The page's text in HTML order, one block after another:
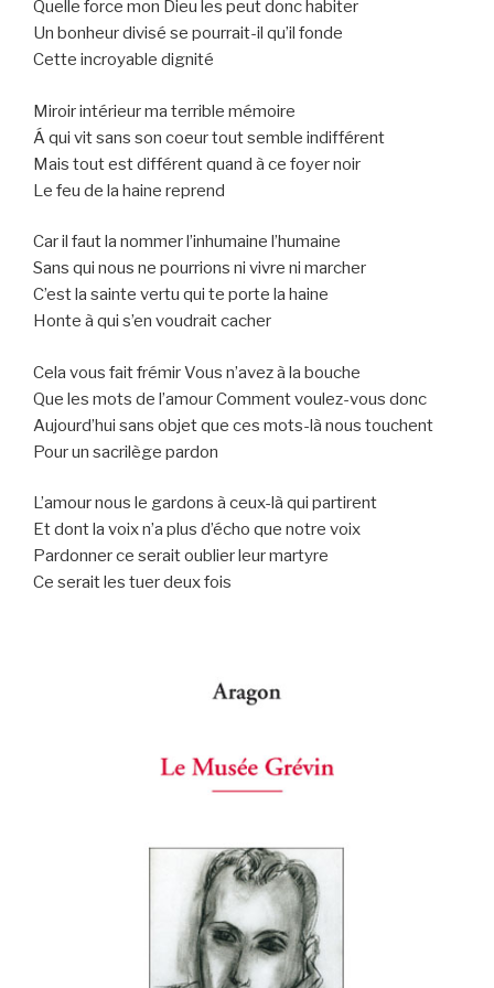
Quelle force mon Dieu les peut donc habiter
Un bonheur divisé se pourrait-il qu’il fonde
Cette incroyable dignité
Miroir intérieur ma terrible mémoire
Á qui vit sans son coeur tout semble indifférent
Mais tout est différent quand à ce foyer noir
Le feu de la haine reprend
Car il faut la nommer l’inhumaine l’humaine
Sans qui nous ne pourrions ni vivre ni marcher
C’est la sainte vertu qui te porte la haine
Honte à qui s’en voudrait cacher
Cela vous fait frémir Vous n’avez à la bouche
Que les mots de l’amour Comment voulez-vous donc
Aujourd’hui sans objet que ces mots-là nous touchent
Pour un sacrilège pardon
L’amour nous le gardons à ceux-là qui partirent
Et dont la voix n’a plus d’écho que notre voix
Pardonner ce serait oublier leur martyre
Ce serait les tuer deux fois